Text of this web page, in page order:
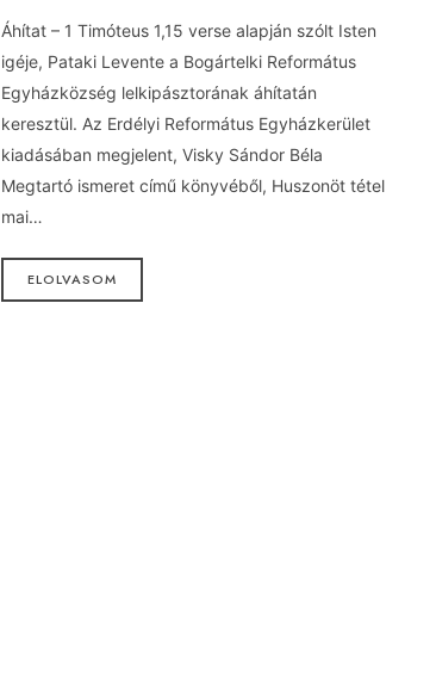
Áhítat – 1 Timóteus 1,15 verse alapján szólt Isten
igéje, Pataki Levente a Bogártelki Református
Egyházközség lelkipásztorának áhítatán
keresztül. Az Erdélyi Református Egyházkerület
kiadásában megjelent, Visky Sándor Béla
Megtartó ismeret című könyvéből, Huszonöt tétel
mai…
ELOLVASOM